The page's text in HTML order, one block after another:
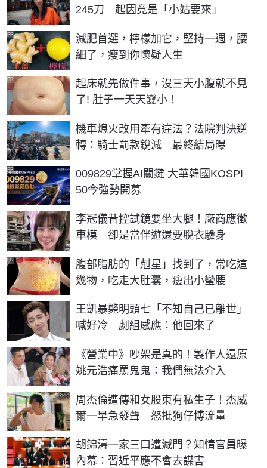
245刀 起因竟是「小姑要來」
減肥首選，檸檬加它，堅持一週，腰
細了，瘦到你懷疑人生
PR
起床就先做件事，沒三天小腹就不見
了! 肚子一天天變小！
PR
機車熄火改用牽有違法？法院判決逆
轉：騎士罰款銳減 最終結局曝
009829掌握AI關鍵 大華韓國KOSPI
50今強勢開募
PR
李冠儀昔控試鏡要坐大腿！廠商應徵
車模 卻是當伴遊還要脫衣驗身
腹部脂肪的「剋星」找到了，常吃這
幾物，吃走大肚囊，瘦出小蠻腰
PR
王凱暴斃明頭七「不知自己已離世」
喊好冷 劇組感應：他回來了
《營業中》吵架是真的！製作人還原
姚元浩痛罵鬼鬼：我們無法介入
周杰倫遭傳和女股東有私生子！杰威
爾一早急發聲 怒批狗仔博流量
胡錦濤一家三口遭滅門？知情官員曝
內幕：習近平應不會去謀害